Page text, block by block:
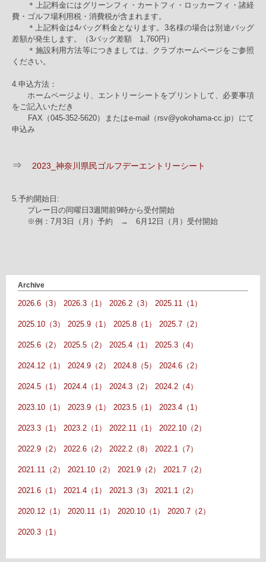
＊上記料金にはグリーンフィ・カートフィ・ロッカーフィ・諸経
費・ゴルフ場利用税・消費税が含まれます。
＊上記料金は4バッグ料金となります。3名様の場合は別途バッグ
差額が発生します。（3バッグ差額 1,760円）
＊施設利用方法等につきましては、クラブホームページをご参照
ください。
4.申込方法：
ホームページより、エントリーシートをプリントして、必要事項
をご記入いただき
FAX（045-352-5620）またはe-mail（rsv@yokohama-cc.jp）にて
申込み
⇒ 2023_神奈川県民ゴルフデーエントリーシート
5.予約開始日:
プレー日の同曜日3週間前9時から受付開始
※例：7月3日（月）予約 → 6月12日（月）受付開始
Archive
2026.6（3） 2026.3（1） 2026.2（3） 2025.11（1）
2025.10（3） 2025.9（1） 2025.8（1） 2025.7（2）
2025.6（2） 2025.5（2） 2025.4（1） 2025.3（4）
2024.12（1） 2024.9（2） 2024.8（5） 2024.6（2）
2024.5（1） 2024.4（1） 2024.3（2） 2024.2（4）
2023.10（1） 2023.9（1） 2023.5（1） 2023.4（1）
2023.3（1） 2023.2（1） 2022.11（1） 2022.10（2）
2022.9（2） 2022.6（2） 2022.2（8） 2022.1（7）
2021.11（2） 2021.10（2） 2021.9（2） 2021.7（2）
2021.6（1） 2021.4（1） 2021.3（3） 2021.1（2）
2020.12（1） 2020.11（1） 2020.10（1） 2020.7（2）
2020.3（1）